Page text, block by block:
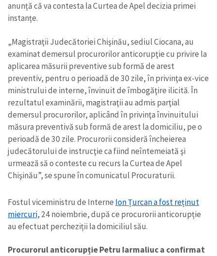
anunță că va contesta la Curtea de Apel decizia primei
instanțe.
„Magistraţii Judecătoriei Chişinău, sediul Ciocana, au
examinat demersul procurorilor anticorupţie cu privire la
aplicarea măsurii preventive sub formă de arest
preventiv, pentru o perioadă de 30 zile, în privinţa ex-vice
ministrului de interne, învinuit de îmbogăţire ilicită. În
rezultatul examinării, magistraţii au admis parţial
demersul procurorilor, aplicând în privinţa învinuitului
măsura preventivă sub formă de arest la domiciliu, pe o
perioadă de 30 zile. Procurorii consideră încheierea
judecătorului de instrucţie ca fiind neîntemeiată şi
urmează să o conteste cu recurs la Curtea de Apel
Chişinău”, se spune în comunicatul Procuraturii.
Fostul viceministru de Interne Ion Țurcan a fost reținut
miercuri,24 noiembrie, după ce procurorii anticorupție
au efectuat percheziții la domiciliul său.
Procurorul anticorupție Petru Iarmaliuc a confirmat